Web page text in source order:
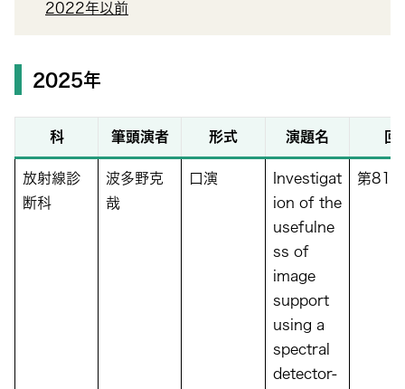
2022年以前
2025年
科 筆頭演者 形式 演題名 回
放射線診
断科
波多野克
哉
口演
Investigat
ion of the
usefulne
ss of
image
support
using a
spectral
detector-
第81回